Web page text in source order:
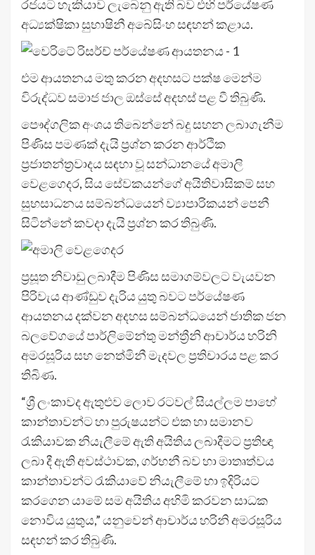
රජයට හැකියාව ලැබෙනු ඇති බව එහි පර්යේෂණ
අධ්‍යක්ෂිකා සුභාෂිනී අබේසිංහ සඳහන් කළාය.
එම ආයතනය මතු කරන අදහසට පක්ෂ මෙන්ම
විරුද්ධව සමාජ ජාල ඔස්සේ අදහස් පළ වී තිබුණි.
පෞද්ගලික අංශය තිබෙන්නේ බදු සහන ලබාගැනීම
පිණිස පමණක් දැයි ප්‍රශ්න කරන ආර්ථික
ප්‍රජාතන්ත්‍රවාදය සඳහා වූ සන්ධානයේ අමාලි
වෙළගෙදර, සිය සේවකයන්ගේ අයිතිවාසිකම් සහ
සුභසාධනය සම්බන්ධයෙන් ව්‍යාපාරිකයන් පෙනී
සිටින්නේ කවදා දැයි ප්‍රශ්න කර තිබුණි.
ප්‍රසූත නිවාඩු ලබාදීම පිණිස සමාගම්වලට වැයවන
පිරිවැය ආණ්ඩුව දැරිය යුතු බවට පර්යේෂණ
ආයතනය දක්වන අදහස සම්බන්ධයෙන් ජාතික ජන
බලවේගයේ පාර්ලිමේන්තු මන්ත්‍රීනි ආචාර්ය හරිනි
අමරසූරිය සහ නෙත්මිනී මැදවල ප්‍රතිචාරය පළ කර
තිබිණ.
“ශ්‍රී ලංකාවද ඇතුළුව ලොව රටවල් සියල්ලම පාහේ
කාන්තාවන්ට හා පුරුෂයන්ට එක හා සමානව
රැකියාවක නියැලීමේ ඇති අයිතිය ලබාදීමට ප්‍රතිඥා
ලබා දී ඇති අවස්ථාවක, ගර්භනී බව හා මාතෘත්වය
කාන්තාවන්ට රැකියාවේ නියැලීමේ හා ඉදිරියට
කරගෙන යාමේ සම අයිතිය අහිමි කරවන සාධක
නොවිය යුතුය,” යනුවෙන් ආචාර්ය හරිනි අමරසූරිය
සඳහන් කර තිබුණි.